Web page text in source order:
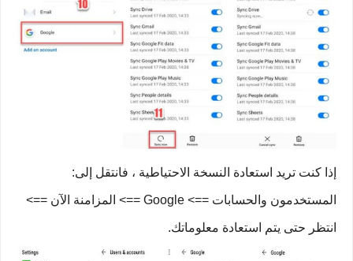
إذا كنت تريد استعادة النسخة الاحتياطية ، فانتقل إلى:
المستخدمون والحسابات ==> Google ==> المزامنة الآن ==>
انتظر حتى يتم استعادة معلوماتك.